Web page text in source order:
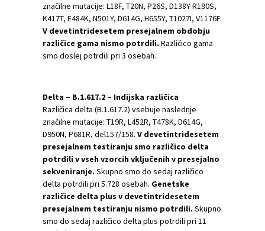
značilne mutacije: L18F, T20N, P26S, D138Y R190S,
K417T, E484K, N501Y, D614G, H655Y, T1027I, V1176F.
V devetintridesetem presejalnem obdobju
različice gama nismo potrdili. Različico gama
smo doslej potrdili pri 3 osebah.
Delta – B.1.617.2 – Indijska različica
Različica delta (B.1.617.2) vsebuje naslednje
značilne mutacije: T19R, L452R, T478K, D614G,
D950N, P681R, del157/158. V devetintridesetem
presejalnem testiranju smo različico delta
potrdili v vseh vzorcih vključenih v presejalno
sekveniranje. Skupno smo do sedaj različico
delta potrdili pri 5.728 osebah. Genetske
različice delta plus v devetintridesetem
presejalnem testiranju nismo potrdili. Skupno
smo do sedaj različico delta plus potrdili pri 11